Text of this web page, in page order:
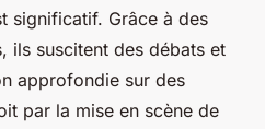
significatif. Grâce à des
ils suscitent des débats et
approfondie sur des
par la mise en scène de